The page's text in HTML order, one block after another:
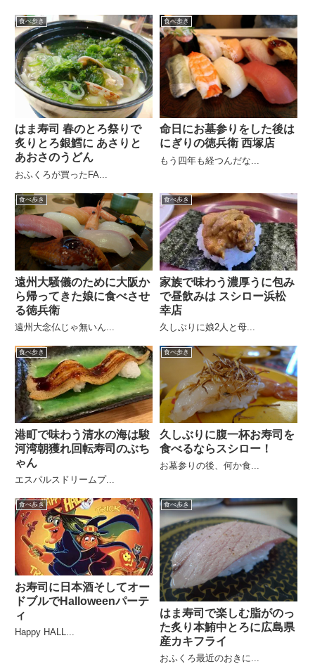
食べ歩き
はま寿司 春のとろ祭りで
炙りとろ銀鱈に あさりと
あおさのうどん
おふくろが買ったFA...
食べ歩き
命日にお墓参りをした後は
にぎりの徳兵衛 西塚店
もう四年も経つんだな...
食べ歩き
遠州大騒儀のために大阪か
ら帰ってきた娘に食べさせ
る徳兵衛
遠州大念仏じゃ無いん...
食べ歩き
家族で味わう濃厚うに包み
で昼飲みは スシロー浜松
幸店
久しぶりに娘2人と母...
食べ歩き
港町で味わう清水の海は駿
河湾朝獲れ回転寿司のぶち
ゃん
エスパルスドリームプ...
食べ歩き
久しぶりに腹一杯お寿司を
食べるならスシロー！
お墓参りの後、何か食...
食べ歩き
お寿司に日本酒そしてオー
ドブルでHalloweenパーテ
ィ
Happy HALL...
食べ歩き
はま寿司で楽しむ脂がのっ
た炙り本鮪中とろに広島県
産カキフライ
おふくろ最近のおきに...